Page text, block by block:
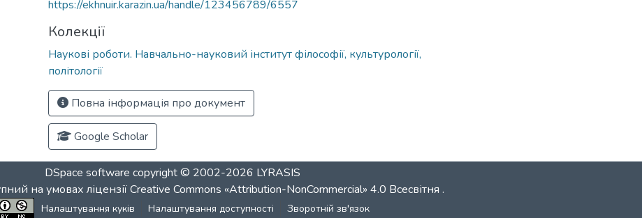
https://ekhnuir.karazin.ua/handle/123456789/6557
Колекції
Наукові роботи. Навчально-науковий інститут філософії, культурології,
політології
Повна інформація про документ
Google Scholar
DSpace software copyright © 2002-2026 LYRASIS
на умовах ліцензіїCreative Commons «Attribution-NonCommercial» 4.0 Всесвітня .
Налаштування куків Налаштування доступності Зворотній зв'язок